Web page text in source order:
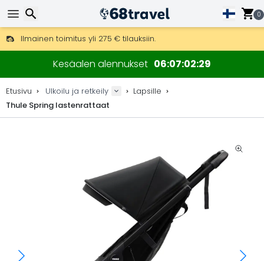
0
Ilmainen toimitus yli 275 € tilauksiin.
Mahdollisuus lähettää DHL Express -lähetyksenä (toimitus 24
30 päivää palautukseen, 90 päivää puukarttoihin ja koristeisiin.
Kesäalen alennukset 06 07 02 28
Etusivu Ulkoilu ja retkeily
Lapsille
Thule Spring lastenrattaat